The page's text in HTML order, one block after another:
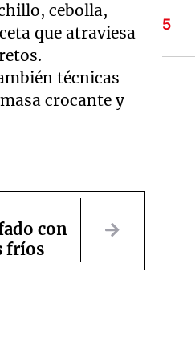
cebolla,
que atraviesa
técnicas
crocante y
con
fríos